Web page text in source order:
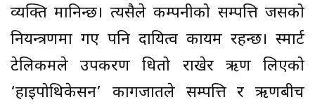
व्यक्ति मानिन्छ। त्यसैले कम्पनीको सम्पत्ति जसको
नियन्त्रणमा गए पनि दायित्व कायम रहन्छ। स्मार्ट
टेलिकमले उपकरण धितो राखेर ऋण लिएको
‘हाइपोथिकेसन’ कागजातले सम्पत्ति र ऋणबीच